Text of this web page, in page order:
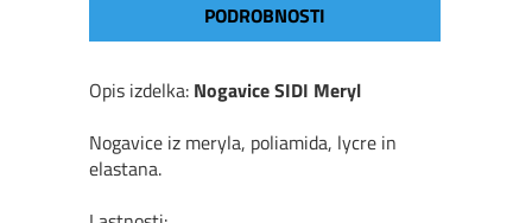
PODROBNOSTI
Opis izdelka: Nogavice SIDI Meryl
Nogavice iz meryla, poliamida, lycre in
elastana.